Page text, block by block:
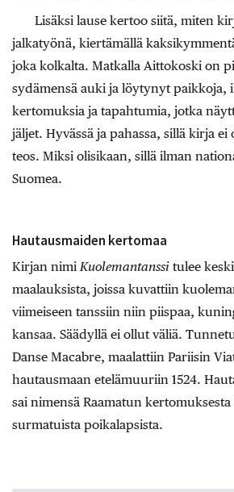
Lisäksi lause kertoo siitä, miten
jalkatyönä, kiertämällä
joka kolkalta. Matkalla Aittokoski on
sydämensä auki ja löytynyt paikkoja,
kertomuksia ja tapahtumia, jotka
jäljet. Hyvässä ja pahassa, sillä kirja
teos. Miksi olisikaan, sillä ilman
Suomea.
Hautausmaiden kertomaa
Kirjan nimi Kuolemantanssi tulee
maalauksista, joissa kuvattiin
viimeiseen tanssiin niin piispaa,
kansaa. Säädyllä ei ollut väliä.
Danse Macabre, maalattiin Pariisin
hautausmaan etelämuuriin 1524.
sai nimensä Raamatun
surmatuista poikalapsista.